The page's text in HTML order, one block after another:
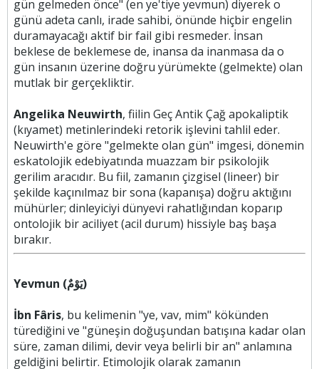
gün gelmeden önce" (en ye'tiye yevmun) diyerek o
günü adeta canlı, irade sahibi, önünde hiçbir engelin
duramayacağı aktif bir fail gibi resmeder. İnsan
beklese de beklemese de, inansa da inanmasa da o
gün insanın üzerine doğru yürümekte (gelmekte) olan
mutlak bir gerçekliktir.
Angelika Neuwirth, fiilin Geç Antik Çağ apokaliptik
(kıyamet) metinlerindeki retorik işlevini tahlil eder.
Neuwirth'e göre "gelmekte olan gün" imgesi, dönemin
eskatolojik edebiyatında muazzam bir psikolojik
gerilim aracıdır. Bu fiil, zamanın çizgisel (lineer) bir
şekilde kaçınılmaz bir sona (kapanışa) doğru aktığını
mühürler; dinleyiciyi dünyevi rahatlığından koparıp
ontolojik bir aciliyet (acil durum) hissiyle baş başa
bırakır.
Yevmun (يَوْمٌ)
İbn Fâris, bu kelimenin "ye, vav, mim" kökünden
türediğini ve "güneşin doğuşundan batışına kadar olan
süre, zaman dilimi, devir veya belirli bir an" anlamına
geldiğini belirtir. Etimolojik olarak zamanın